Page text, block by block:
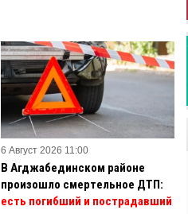
6 Август 2026 11:00
В Агджабединском районе
произошло смертельное ДТП:
есть погибший и пострадавший